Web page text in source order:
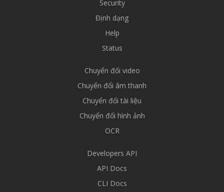
Security
Định dạng
Help
Status
Chuyển đổi video
Chuyển đổi âm thanh
Chuyển đổi tài liệu
Chuyển đổi hình ảnh
OCR
Developers API
API Docs
CLI Docs